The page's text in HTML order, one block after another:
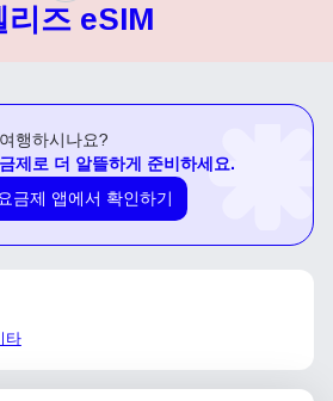
리즈 eSIM
행하시나요?
제로 더 알뜰하게 준비하세요.
금제 앱에서 확인하기
타